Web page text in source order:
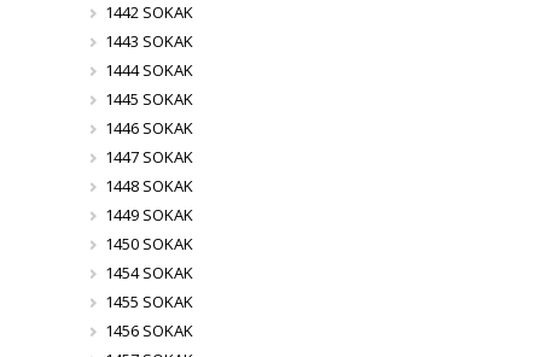
1442 SOKAK
1443 SOKAK
1444 SOKAK
1445 SOKAK
1446 SOKAK
1447 SOKAK
1448 SOKAK
1449 SOKAK
1450 SOKAK
1454 SOKAK
1455 SOKAK
1456 SOKAK